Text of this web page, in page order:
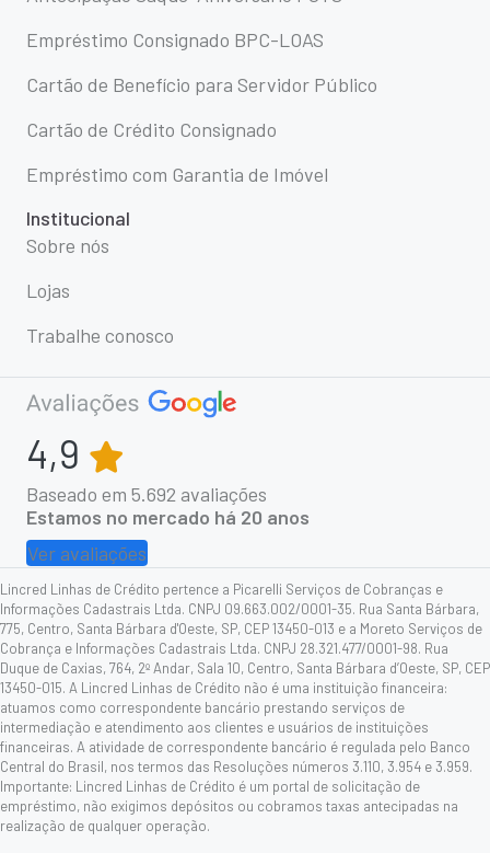
Empréstimo Consignado BPC-LOAS
Cartão de Benefício para Servidor Público
Cartão de Crédito Consignado
Empréstimo com Garantia de Imóvel
Institucional
Sobre nós
Lojas
Trabalhe conosco
4,9
Baseado em 5.692 avaliações
Estamos no mercado há 20 anos
Ver avaliações
Lincred Linhas de Crédito pertence a Picarelli Serviços de Cobranças e
Informações Cadastrais Ltda. CNPJ 09.663.002/0001-35. Rua Santa Bárbara,
775, Centro, Santa Bárbara d'Oeste, SP, CEP 13450-013 e a Moreto Serviços de
Cobrança e Informações Cadastrais Ltda. CNPJ 28.321.477/0001-98. Rua
Duque de Caxias, 764, 2º Andar, Sala 10, Centro, Santa Bárbara d’Oeste, SP, CEP
13450-015. A Lincred Linhas de Crédito não é uma instituição financeira:
atuamos como correspondente bancário prestando serviços de
intermediação e atendimento aos clientes e usuários de instituições
financeiras. A atividade de correspondente bancário é regulada pelo Banco
Central do Brasil, nos termos das Resoluções números 3.110, 3.954 e 3.959.
Importante: Lincred Linhas de Crédito é um portal de solicitação de
empréstimo, não exigimos depósitos ou cobramos taxas antecipadas na
realização de qualquer operação.